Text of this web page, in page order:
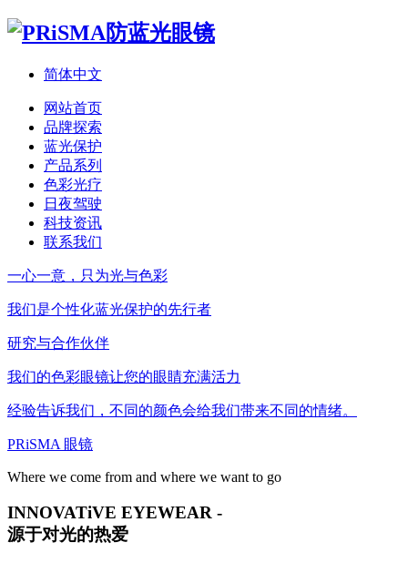
简体中文
网站首页
品牌探索
蓝光保护
产品系列
色彩光疗
日夜驾驶
科技资讯
联系我们
一心一意，只为光与色彩
我们是个性化蓝光保护的先行者
研究与合作伙伴
我们的色彩眼镜让您的眼睛充满活力
经验告诉我们，不同的颜色会给我们带来不同的情绪。
PRiSMA 眼镜
Where we come from and where we want to go
INNOVATiVE EYEWEAR -
源于对光的热爱